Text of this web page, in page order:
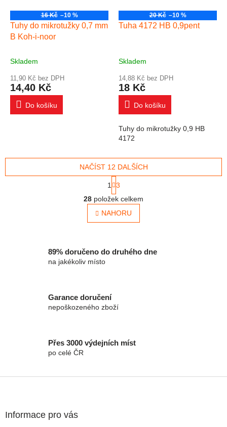
16 Kč –10 %
Tuhy do mikrotužky 0,7 mm
B Koh-i-noor
Skladem
11,90 Kč bez DPH
14,40 Kč
Do košíku
20 Kč –10 %
Tuha 4172 HB 0,9pent
Skladem
14,88 Kč bez DPH
18 Kč
Do košíku
Tuhy do mikrotužky 0,9 HB
4172
Ovládací prvky výpisu
NAČÍST 12 DALŠÍCH
1
3
28 položek celkem
NAHORU
89% doručeno do druhého dne
na jakékoliv místo
Garance doručení
nepoškozeného zboží
Přes 3000 výdejních míst
po celé ČR
Informace pro vás